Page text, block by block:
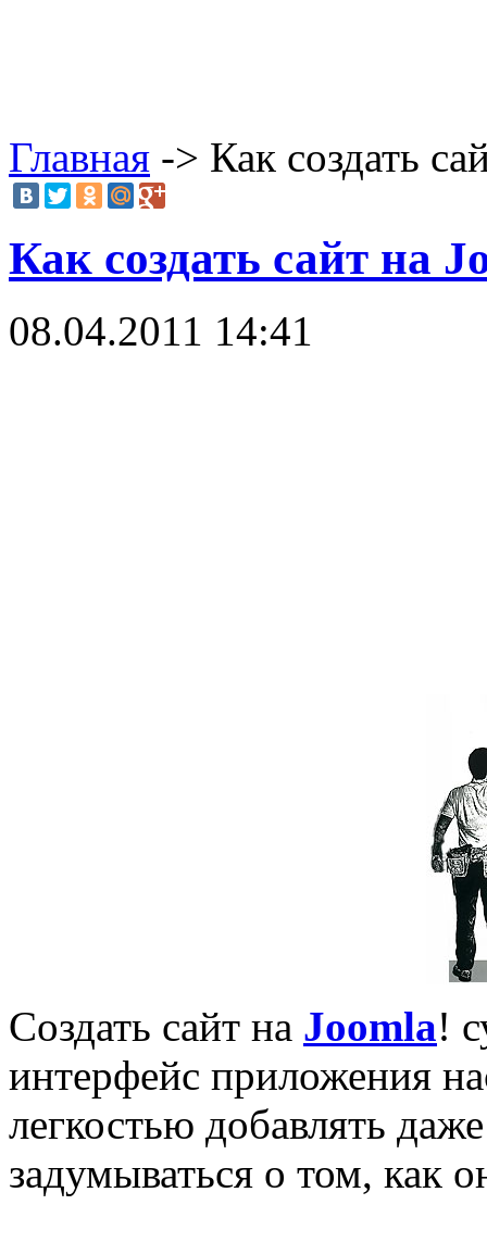
Главная -> Как создать
Как создать сайт на
08.04.2011 14:41
Создать сайт на Joomla!
интерфейс приложения
легкостью добавлять
задумываться о том, как